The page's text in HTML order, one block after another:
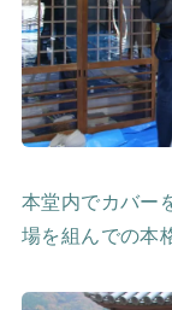
本堂内でカバー
場を組んでの本